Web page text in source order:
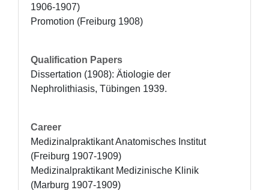
1906-1907)
Promotion (Freiburg 1908)
Qualification Papers
Dissertation (1908): Ätiologie der
Nephrolithiasis, Tübingen 1939.
Career
Medizinalpraktikant Anatomisches Institut
(Freiburg 1907-1909)
Medizinalpraktikant Medizinische Klinik
(Marburg 1907-1909)